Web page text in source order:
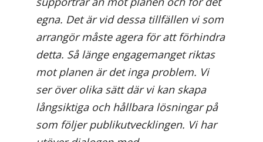
egna. Det är vid dessa tillfällen vi som
arrangör måste agera för att förhindra
detta. Så länge engagemanget riktas
mot planen är det inga problem. Vi
ser över olika sätt där vi kan skapa
långsiktiga och hållbara lösningar på
som följer publikutvecklingen. Vi har